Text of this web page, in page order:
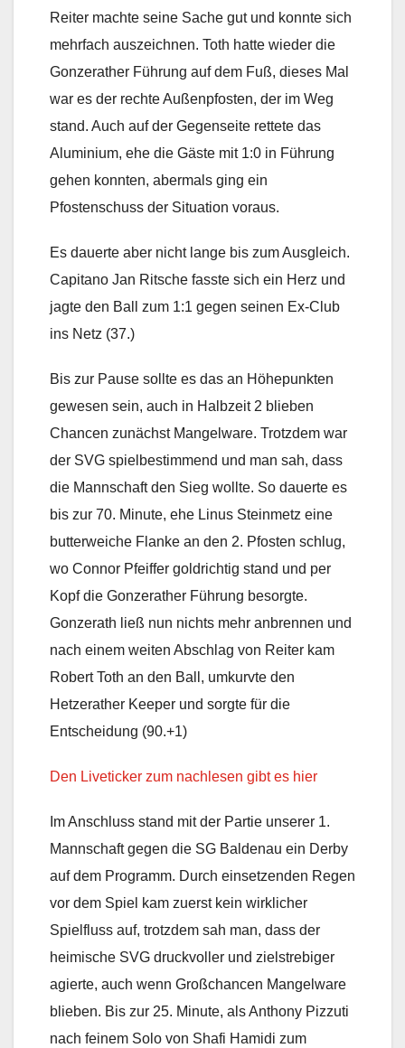
Reiter machte seine Sache gut und konnte sich
mehrfach auszeichnen. Toth hatte wieder die
Gonzerather Führung auf dem Fuß, dieses Mal
war es der rechte Außenpfosten, der im Weg
stand. Auch auf der Gegenseite rettete das
Aluminium, ehe die Gäste mit 1:0 in Führung
gehen konnten, abermals ging ein
Pfostenschuss der Situation voraus.
Es dauerte aber nicht lange bis zum Ausgleich.
Capitano Jan Ritsche fasste sich ein Herz und
jagte den Ball zum 1:1 gegen seinen Ex-Club
ins Netz (37.)
Bis zur Pause sollte es das an Höhepunkten
gewesen sein, auch in Halbzeit 2 blieben
Chancen zunächst Mangelware. Trotzdem war
der SVG spielbestimmend und man sah, dass
die Mannschaft den Sieg wollte. So dauerte es
bis zur 70. Minute, ehe Linus Steinmetz eine
butterweiche Flanke an den 2. Pfosten schlug,
wo Connor Pfeiffer goldrichtig stand und per
Kopf die Gonzerather Führung besorgte.
Gonzerath ließ nun nichts mehr anbrennen und
nach einem weiten Abschlag von Reiter kam
Robert Toth an den Ball, umkurvte den
Hetzerather Keeper und sorgte für die
Entscheidung (90.+1)
Den Liveticker zum nachlesen gibt es hier
Im Anschluss stand mit der Partie unserer 1.
Mannschaft gegen die SG Baldenau ein Derby
auf dem Programm. Durch einsetzenden Regen
vor dem Spiel kam zuerst kein wirklicher
Spielfluss auf, trotzdem sah man, dass der
heimische SVG druckvoller und zielstrebiger
agierte, auch wenn Großchancen Mangelware
blieben. Bis zur 25. Minute, als Anthony Pizzuti
nach feinem Solo von Shafi Hamidi zum